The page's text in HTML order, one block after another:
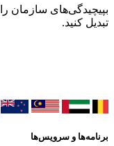
بپیچیدگی‌های سازمان
تبدیل کنید.
برنامه‌ها و سرویس‌ها